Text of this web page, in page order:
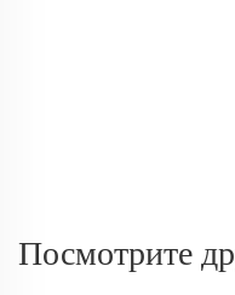
Посмотрите